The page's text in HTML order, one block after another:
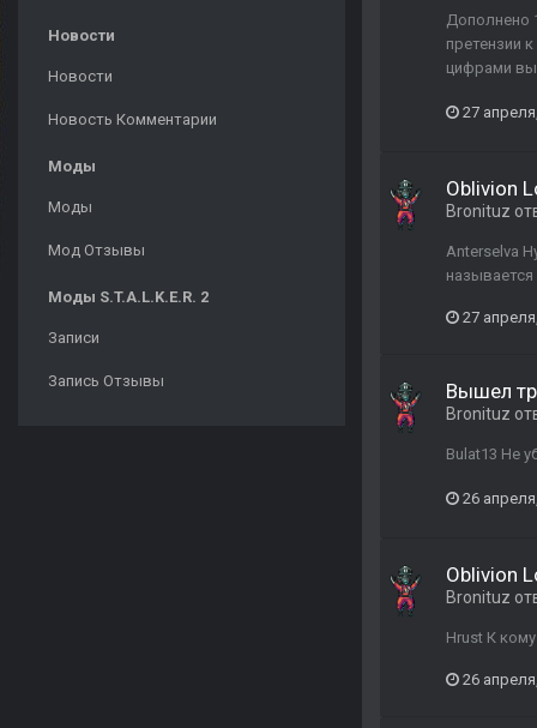
Новости
Новости
Новость Комментарии
Моды
Моды
Мод Отзывы
Моды S.T.A.L.K.E.R. 2
Записи
Запись Отзывы
Дополнено
претензии
цифрами
27
Oblivion
Bronituz
Anterselva
называется
27
Вышел
Bronituz
Bulat13 Не
26
Oblivion
Bronituz
Hrust К
26